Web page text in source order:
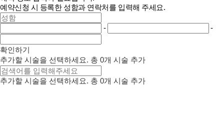
예약신청 시 등록한 성함과 연락처를 입력해 주세요.
- -
확인하기
추가할 시술을 선택하세요. 총 0개 시술 추가
추가할 시술을 선택하세요. 총 0개 시술 추가